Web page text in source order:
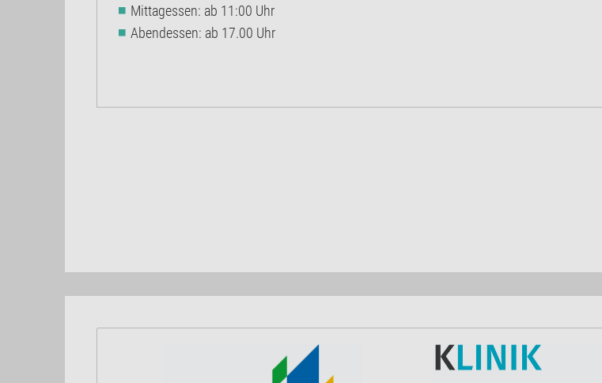
Mittagessen: ab 11:00 Uhr
Abendessen: ab 17.00 Uhr